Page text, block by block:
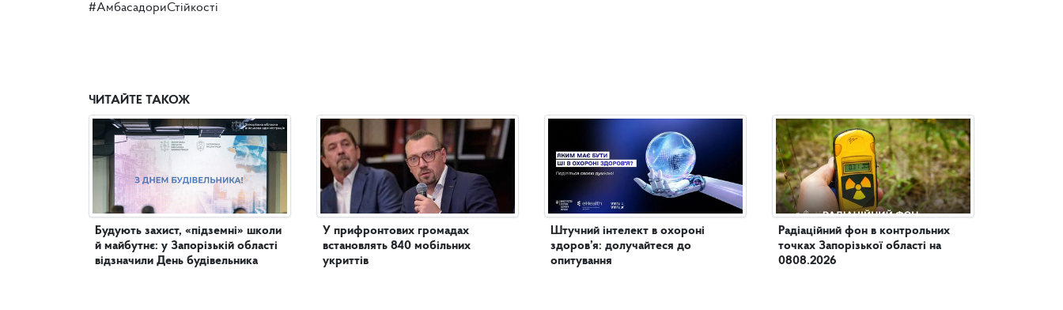
#АмбасадориСтійкості
ЧИТАЙТЕ ТАКОЖ
Будують захист, «підземні» школи
й майбутнє: у Запорізькій області
відзначили День будівельника
У прифронтових громадах
встановлять 840 мобільних
укриттів
Штучний інтелект в охороні
здоров’я: долучайтеся до
опитування
Радіаційний фон в контрольних
точках Запорізької області на
0808.2026